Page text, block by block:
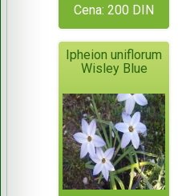
Cena: 200 DIN
Ipheion uniflorum
Wisley Blue